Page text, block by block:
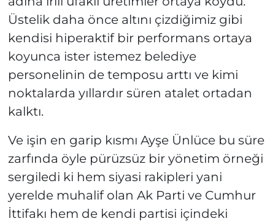
Üstelik daha önce altını çizdiğimiz gibi
kendisi hiperaktif bir performans ortaya
koyunca ister istemez belediye
personelinin de temposu arttı ve kimi
noktalarda yıllardır süren atalet ortadan
kalktı.
Ve işin en garip kısmı Ayşe Ünlüce bu süre
zarfında öyle pürüzsüz bir yönetim örneği
sergiledi ki hem siyasi rakipleri yani
yerelde muhalif olan Ak Parti ve Cumhur
İttifakı hem de kendi partisi içindeki